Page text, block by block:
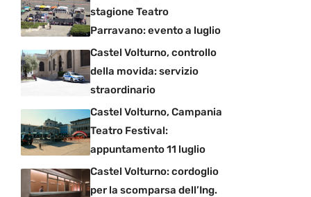
stagione Teatro
Parravano: evento a luglio
Castel Volturno, controllo
della movida: servizio
straordinario
Castel Volturno, Campania
Teatro Festival:
appuntamento 11 luglio
Castel Volturno: cordoglio
per la scomparsa dell’Ing.